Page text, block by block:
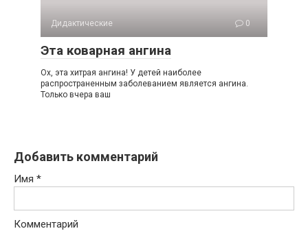
Дидактические 0
Эта коварная ангина
Ох, эта хитрая ангина! У детей наиболее
распространенным заболеванием является ангина.
Только вчера ваш
Добавить комментарий
Имя *
Комментарий